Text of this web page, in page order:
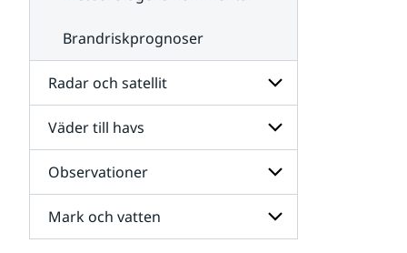
Brandriskprognoser
Radar och satellit
Undersidor
för
Radar
och
satellit
Väder till havs
Undersidor
för
Väder
till
havs
Observationer
Undersidor
för
Mark och vatten